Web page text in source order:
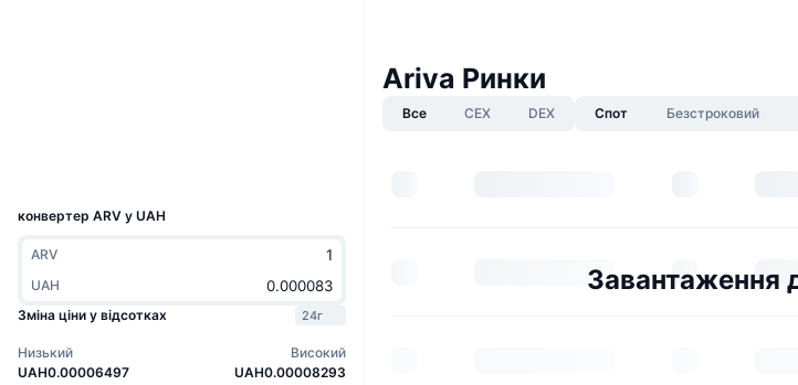
конвертер ARV у UAH
ARV
UAH
Зміна ціни у відсотках
24г
Низький
UAH0.00006497
Високий
UAH0.00008293
Ariva Ринки
Все CEX DEX Спот Безстроковий
Завантаження